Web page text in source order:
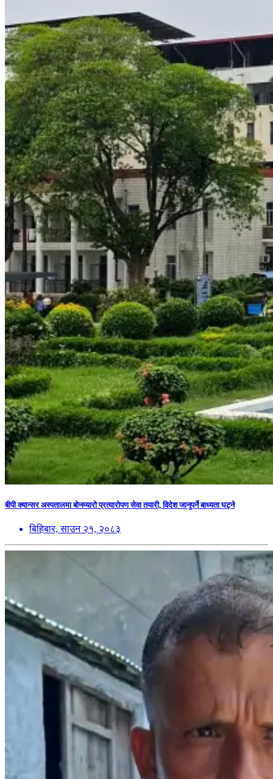
बीपी क्यान्सर अस्पतालमा बोनम्यारो प्रत्यारोपण सेवा तयारी, विदेश जानुपर्ने बाध्यता घट्ने
बिहिबार, साउन २१, २०८३